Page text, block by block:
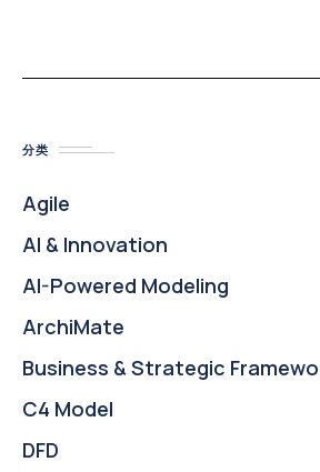
分类
Agile
AI & Innovation
AI-Powered Modeling
ArchiMate
Business & Strategic
C4 Model
DFD